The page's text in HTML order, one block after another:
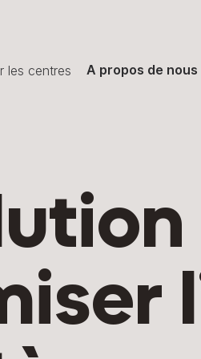
les centres A propos de nous